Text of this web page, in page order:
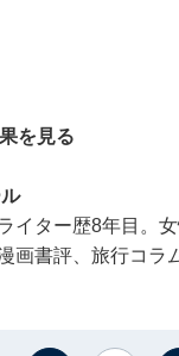
を見る
イター歴8年目。
書評、旅行コラ